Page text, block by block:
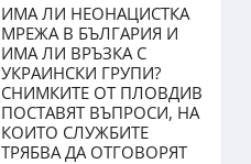
ИМА ЛИ НЕОНАЦИСТКА
МРЕЖА В БЪЛГАРИЯ И
ИМА ЛИ ВРЪЗКА С
УКРАИНСКИ ГРУПИ?
СНИМКИТЕ ОТ ПЛОВДИВ
ПОСТАВЯТ ВЪПРОСИ, НА
КОИТО СЛУЖБИТЕ
ТРЯБВА ДА ОТГОВОРЯТ